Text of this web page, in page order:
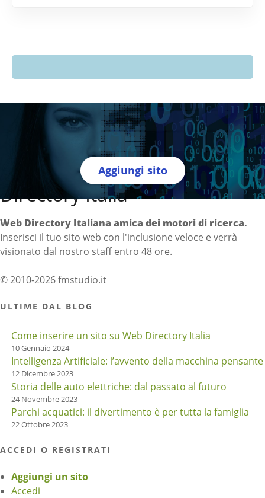
Aggiungi sito
Directory Italia
Web Directory Italiana amica dei motori di ricerca.
Inserisci il tuo sito web con l'inclusione veloce e verrà
visionato dal nostro staff entro 48 ore.
© 2010-2026 fmstudio.it
ULTIME DAL BLOG
Come inserire un sito su Web Directory Italia
10 Gennaio 2024
Intelligenza Artificiale: l’avvento della macchina pensante
12 Dicembre 2023
Storia delle auto elettriche: dal passato al futuro
24 Novembre 2023
Parchi acquatici: il divertimento è per tutta la famiglia
22 Ottobre 2023
ACCEDI O REGISTRATI
Aggiungi un sito
Accedi